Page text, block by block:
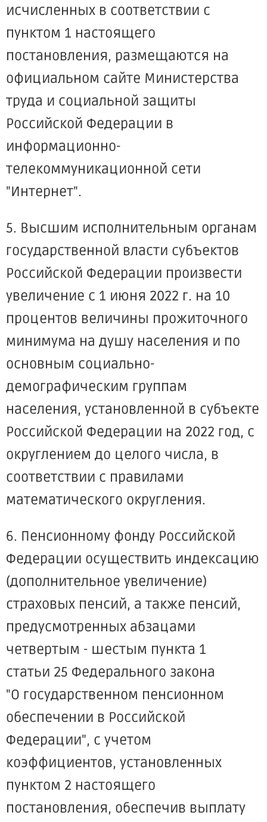
исчисленных в соответствии с
пунктом 1 настоящего
постановления, размещаются на
официальном сайте Министерства
труда и социальной защиты
Российской Федерации в
информационно-
телекоммуникационной сети
"Интернет".
5. Высшим исполнительным органам
государственной власти субъектов
Российской Федерации произвести
увеличение с 1 июня 2022 г. на 10
процентов величины прожиточного
минимума на душу населения и по
основным социально-
демографическим группам
населения, установленной в субъекте
Российской Федерации на 2022 год, с
округлением до целого числа, в
соответствии с правилами
математического округления.
6. Пенсионному фонду Российской
Федерации осуществить индексацию
(дополнительное увеличение)
страховых пенсий, а также пенсий,
предусмотренных абзацами
четвертым - шестым пункта 1
статьи 25 Федерального закона
"О государственном пенсионном
обеспечении в Российской
Федерации", с учетом
коэффициентов, установленных
пунктом 2 настоящего
постановления, обеспечив выплату